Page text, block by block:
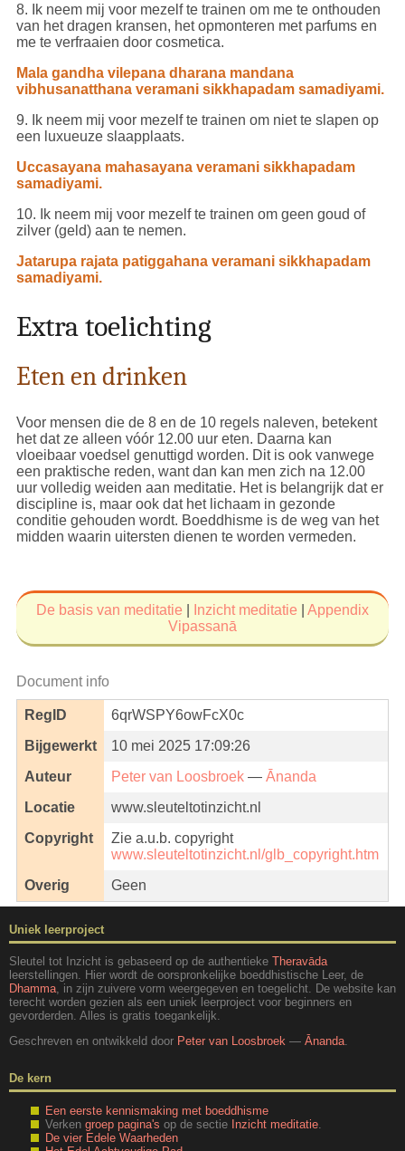
8. Ik neem mij voor mezelf te trainen om me te onthouden
van het dragen kransen, het opmonteren met parfums en
me te verfraaien door cosmetica.
Mala gandha vilepana dharana mandana
vibhusanatthana veramani sikkhapadam samadiyami.
9. Ik neem mij voor mezelf te trainen om niet te slapen op
een luxueuze slaapplaats.
Uccasayana mahasayana veramani sikkhapadam
samadiyami.
10. Ik neem mij voor mezelf te trainen om geen goud of
zilver (geld) aan te nemen.
Jatarupa rajata patiggahana veramani sikkhapadam
samadiyami.
Extra toelichting
Eten en drinken
Voor mensen die de 8 en de 10 regels naleven, betekent
het dat ze alleen vóór 12.00 uur eten. Daarna kan
vloeibaar voedsel genuttigd worden. Dit is ook vanwege
een praktische reden, want dan kan men zich na 12.00
uur volledig weiden aan meditatie. Het is belangrijk dat er
discipline is, maar ook dat het lichaam in gezonde
conditie gehouden wordt. Boeddhisme is de weg van het
midden waarin uitersten dienen te worden vermeden.
De basis van meditatie Inzicht meditatie
Appendix
Vipassanā
Document info
RegID
6qrWSPY6owFcX0c
Bijgewerkt
10 mei 2025 17:09:26
Auteur
Peter van Loosbroek— Ānanda
Locatie
www.sleuteltotinzicht.nl
Copyright
Zie a.u.b. copyright
www.sleuteltotinzicht.nl/glb_copyright.htm
Overig
Geen
Uniek leerproject
Sleutel tot Inzicht is gebaseerd op de authentieke Theravāda
leerstellingen. Hier wordt de oorspronkelijke boeddhistische Leer, de
Dhamma, in zijn zuivere vorm weergegeven en toegelicht. De website kan
terecht worden gezien als een uniek leerproject voor beginners en
gevorderden. Alles is gratis toegankelijk.
Geschreven en ontwikkeld door Peter van Loosbroek — Ānanda.
De kern
Een eerste kennismaking met boeddhisme
Verken groep pagina's op de sectie Inzicht meditatie
De vier Edele Waarheden